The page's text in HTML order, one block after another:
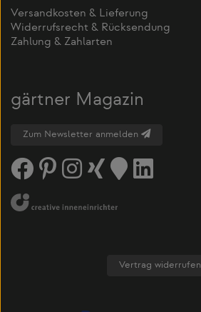
Versandkosten & Lieferung
Widerrufsrecht & Rücksendung
Zahlung & Zahlarten
gärtner Magazin
Zum Newsletter anmelden
Vertrag widerrufen